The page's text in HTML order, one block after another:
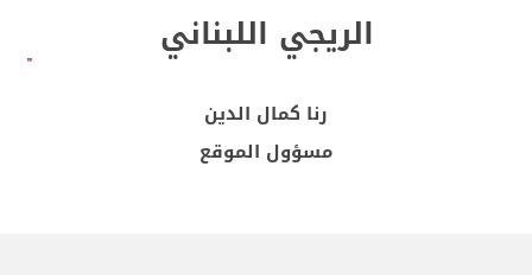
الريجي اللبناني
رنا كمال الدين
مسؤول الموقع